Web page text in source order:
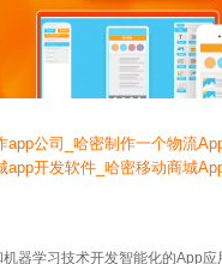
app公司_哈密制作一个物流
app开发软件_哈密移动商城
器学习技术开发智能化的App应